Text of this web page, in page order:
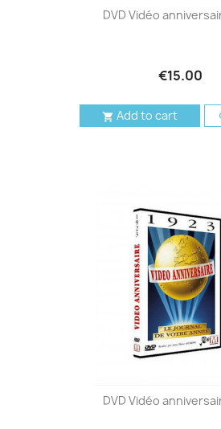
DVD Vidéo
€15.00
 Add to cart
DVD Vidéo